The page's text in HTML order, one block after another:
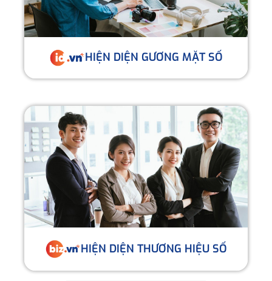
HIỆN DIỆN GƯƠNG MẶT SỐ
HIỆN DIỆN THƯƠNG HIỆU SỐ